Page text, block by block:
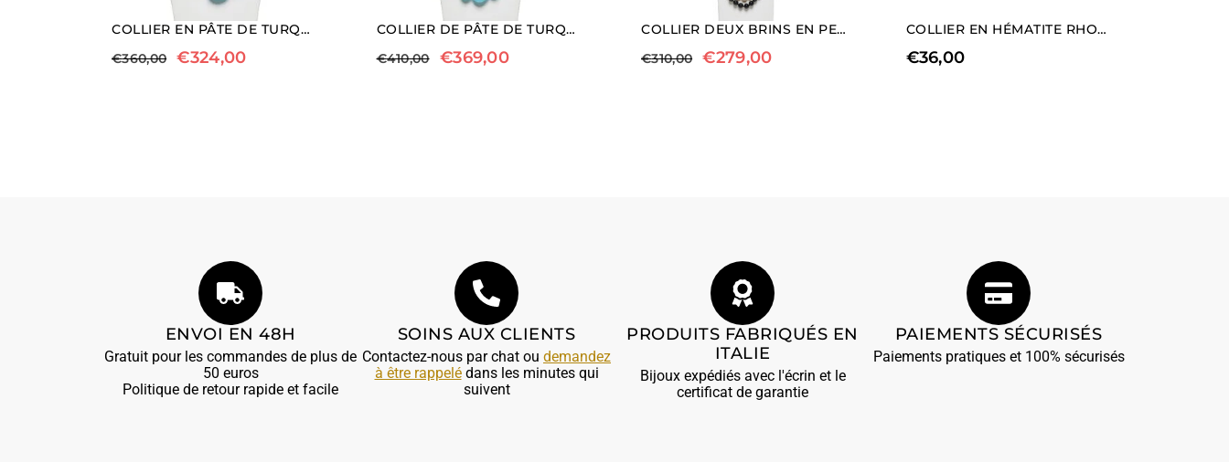
COLLIER EN PÂTE DE TURQUOISE AVEC FERMETURE EN ARGENT
€360,00 €324,00
COLLIER DE PÂTE DE TURQUOISE AVEC FERMETURE EN ARGENT
€410,00 €369,00
COLLIER DEUX BRINS EN PERLES ET OBSIDIENNE D’OR
€310,00 €279,00
COLLIER EN HÉMATITE RHODIÉE AVEC CHARM EN FORME DE CŒUR (LONGUEUR COURTE).
€36,00
ENVOI EN 48H
Gratuit pour les commandes de plus de
50 euros
Politique de retour rapide et facile
SOINS AUX CLIENTS
Contactez-nous par chat ou demandez
à être rappelédans les minutes qui
suivent
PRODUITS FABRIQUÉS EN
ITALIE
Bijoux expédiés avec l'écrin et le
certificat de garantie
PAIEMENTS SÉCURISÉS
Paiements pratiques et 100% sécurisés